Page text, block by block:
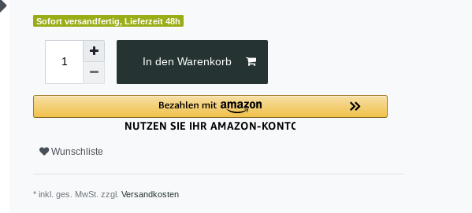
Sofort versandfertig, Lieferzeit 48h
In den Warenkorb
Wunschliste
* inkl. ges. MwSt. zzgl. Versandkosten